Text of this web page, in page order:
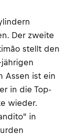
Der zweite
stellt den
Assen ist ein
in die Top-
wieder.
in